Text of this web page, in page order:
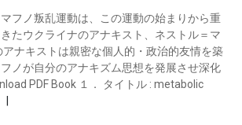
フノ叛乱運動は、この運動の始まりから重
たウクライナのアナキスト、ネストル＝マ
ナキストは親密な個人的・政治的友情を築
ノが自分のアナキズム思想を発展させ深化
PDF Book １． タイトル : metabolic